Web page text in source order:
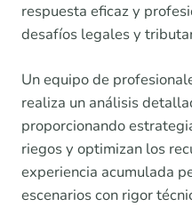
respuesta eficaz y
desafíos legales y
Un equipo de
realiza un análisis
proporcionando
riegos y optimizan los
experiencia acumulada
escenarios con rigor